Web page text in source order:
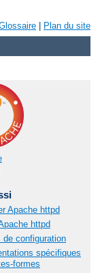
Plan du site
Apache httpd
httpd
de configuration
spécifiques
formes